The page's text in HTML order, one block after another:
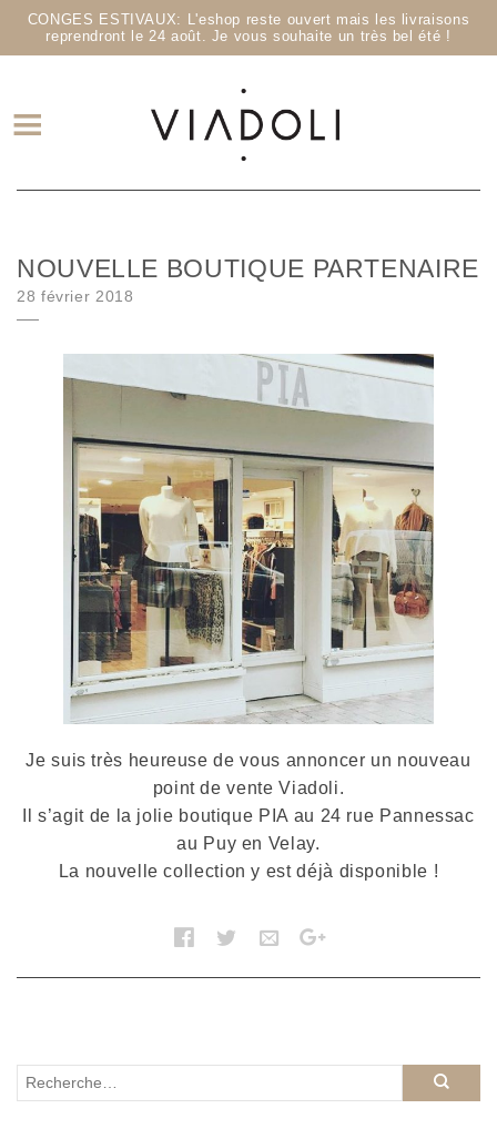
CONGES ESTIVAUX: L'eshop reste ouvert mais les livraisons
reprendront le 24 août. Je vous souhaite un très bel été !
NOUVELLE BOUTIQUE PARTENAIRE
Posted on
28 février 2018
Je suis très heureuse de vous annoncer un nouveau
point de vente Viadoli.
Il s’agit de la jolie boutique PIA au 24 rue Pannessac
au Puy en Velay.
La nouvelle collection y est déjà disponible !